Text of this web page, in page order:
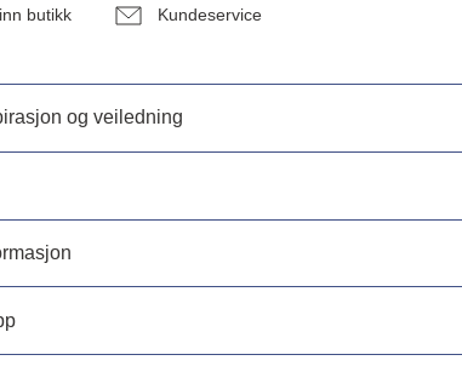
butikk Kundeservice
og veiledning